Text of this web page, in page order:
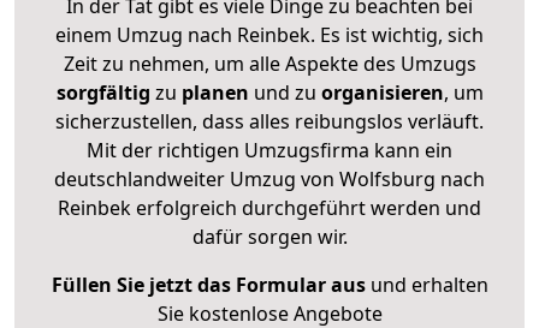
In der Tat gibt es viele Dinge zu beachten bei
einem Umzug nach Reinbek. Es ist wichtig, sich
Zeit zu nehmen, um alle Aspekte des Umzugs
sorgfältig zu planen und zu organisieren, um
sicherzustellen, dass alles reibungslos verläuft.
Mit der richtigen Umzugsfirma kann ein
deutschlandweiter Umzug von Wolfsburg nach
Reinbek erfolgreich durchgeführt werden und
dafür sorgen wir.
Füllen Sie jetzt das Formular ausund erhalten
Sie kostenlose Angebote